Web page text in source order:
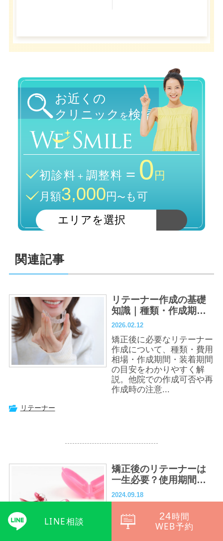
お近くの
クリニック を検索
初診料＋ 調整料 ＝ 0 円
月額3,000円〜 も可
関連記事
リテーナー作成の基礎
知識｜種類・作成期
間・費用・他院での作
2026.02.12
矯正後に必要なリテーナー
作成について、種類・費用
相場・作成期間・装着期間
の目安をわかりやすく解
説。他院での作成可否や再
作成時の注意...
リテーナー
矯正後のリテーナーは
一生必要？使用期間と
選び方、メンテナンス
方法を徹底解説
2024.09.18
一生使うべき？その必要性
や適切な使用期間、選び
LINE相談 24時間
WEB予約